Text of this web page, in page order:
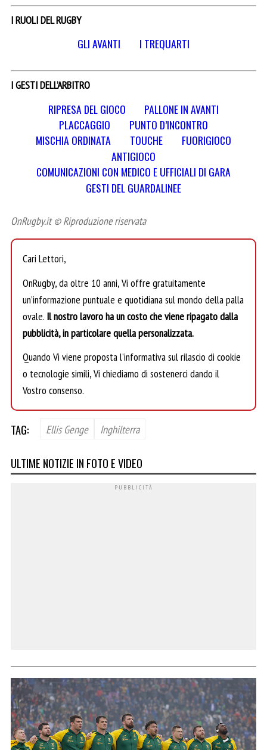
I RUOLI DEL RUGBY
GLI AVANTI I TREQUARTI
I GESTI DELL’ARBITRO
RIPRESA DEL GIOCO
PALLONE IN AVANTI
PLACCAGGIO
PUNTO D’INCONTRO
MISCHIA ORDINATA
TOUCHE
FUORIGIOCO
ANTIGIOCO
COMUNICAZIONI CON MEDICO E UFFICIALI DI GARA
GESTI DEL GUARDALINEE
OnRugby.it © Riproduzione riservata
Cari Lettori,
OnRugby, da oltre 10 anni, Vi offre gratuitamente
un’informazione puntuale e quotidiana sul mondo della palla
ovale. Il nostro lavoro ha un costo che viene ripagato dalla
pubblicità, in particolare quella personalizzata.
Quando Vi viene proposta l’informativa sul rilascio di cookie
o tecnologie simili, Vi chiediamo di sostenerci dando il
Vostro consenso.
TAG: Ellis Genge Inghilterra
ULTIME NOTIZIE IN FOTO E VIDEO